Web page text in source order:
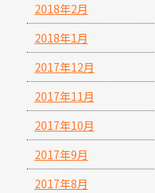
2018年2月
2018年1月
2017年12月
2017年11月
2017年10月
2017年9月
2017年8月